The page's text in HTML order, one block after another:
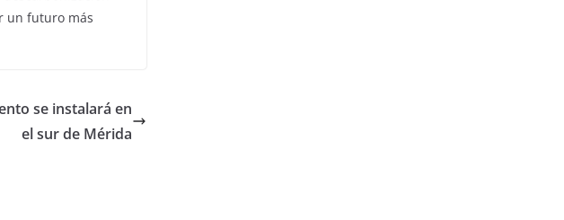
un futuro más
se instalará en
el sur de Mérida